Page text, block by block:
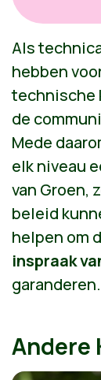
Als
hebben
technische
de
Mede
elk niveau
van Groen,
beleid
helpen om
inspraak
garanderen.
Andere